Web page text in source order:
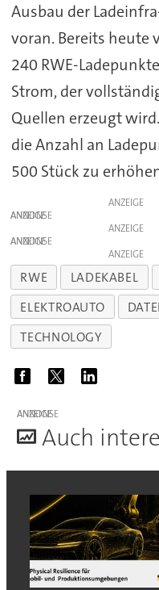
Ausbau der
voran. Bereits heute
240 RWE-
Strom, der
Quellen erzeugt
die Anzahl an
500 Stück zu
ANZEIGE
ANZEIGE
ANZEIGE
ANZEIGE
ANZEIGE
RWE LADEKABEL
ELEKTROAUTO
TECHNOLOGY
ANZEIGE
Auch